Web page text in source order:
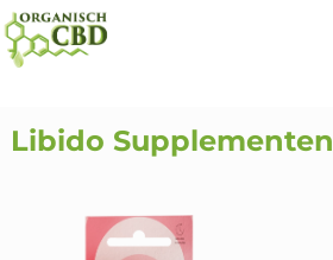
Libido Supplementen